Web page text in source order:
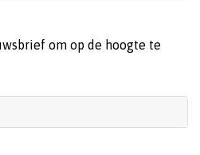
om op de hoogte te